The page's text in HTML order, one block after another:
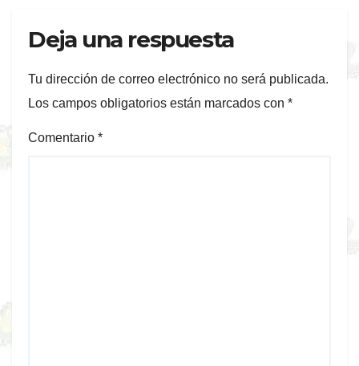
Deja una respuesta
Tu dirección de correo electrónico no será publicada.
Los campos obligatorios están marcados con *
Comentario *